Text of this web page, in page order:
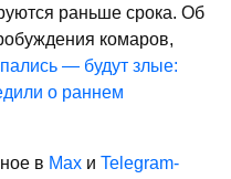
раньше срока. Об
комаров,
— будут злые:
о раннем
в Max и Telegram-